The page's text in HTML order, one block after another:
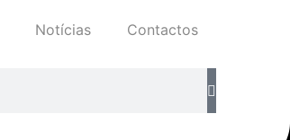
Notícias Contactos